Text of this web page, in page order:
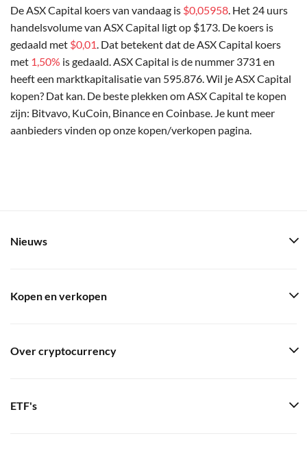
De ASX Capital koers van vandaag is $0,05958. Het 24 uurs
handelsvolume van ASX Capital ligt op $173. De koers is
gedaald met $0,01. Dat betekent dat de ASX Capital koers
met 1,50% is gedaald. ASX Capital is de nummer 3731 en
heeft een marktkapitalisatie van 595.876. Wil je ASX Capital
kopen? Dat kan. De beste plekken om ASX Capital te kopen
zijn: Bitvavo, KuCoin, Binance en Coinbase. Je kunt meer
aanbieders vinden op onze kopen/verkopen pagina.
Nieuws
Kopen en verkopen
Over cryptocurrency
ETF's